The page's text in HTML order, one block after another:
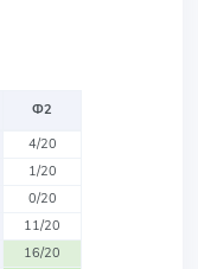
Ф2
4/20
1/20
0/20
11/20
16/20